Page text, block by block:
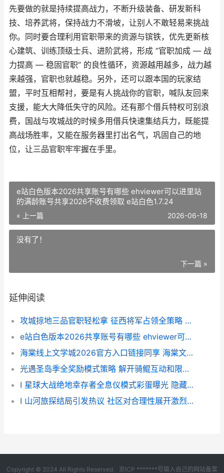
先要做的就是持续提高战力，不断升级装备、研发新科
技、培养武将，保持战力不滑坡，让别人不敢轻易来挑战
你。同时要合理利用官职带来的资源与镔铁，优先更新核
心建筑、训练顶级士兵、进阶武将，形成 “官职加成 — 战
力提高 — 稳固官职” 的良性循环，资源越用越多，战力越
来越强，官职也就越稳。另外，还可以跟本国的玩家结
盟，平时互相帮衬，要是有人挑战你的官职，喊队友回来
支援，能大大降低失守的风险。还有那个借兵特权可别浪
费，国战与攻城战的时候多用借兵快速集结兵力，既能提
高战场胜率，又能在服务器里打出名气，巩固自己的地
位，让三品官职牢牢握在手里。
e站白色版本2026共享账号有哪些 ehviewer可以进里站
的满龄账号共享2026不收费领取 e站白色1.7.24
« 上一篇 2026-06-18
没有了！
下一篇 »
延伸阅读
攻城掠地三品官职轻松拿 征西将军占领全策略 攻城掠地一品作用
e站白色版本2026共享账号有哪些 ehviewer可以进里站的满龄账号共享2026不收费领取 e站白色1.7.24
海棠线上文学城2026官方入口链接同享 海棠文学城防走失官网同享 海棠线上文学城小说
光遇圣岛季全奖励模式策略 解开骑鲲互动和限量毕业礼 光遇2021圣岛季
I 星球大战绝地幸存者全息仪模式彩蛋曝光 隐藏对话引发猜测
I 山河旅探结局引发热议 社区对合理性展开激烈讨论
Copyright © 2024 All Rights Reserved. 京ICP *******号输入自己的网站备案